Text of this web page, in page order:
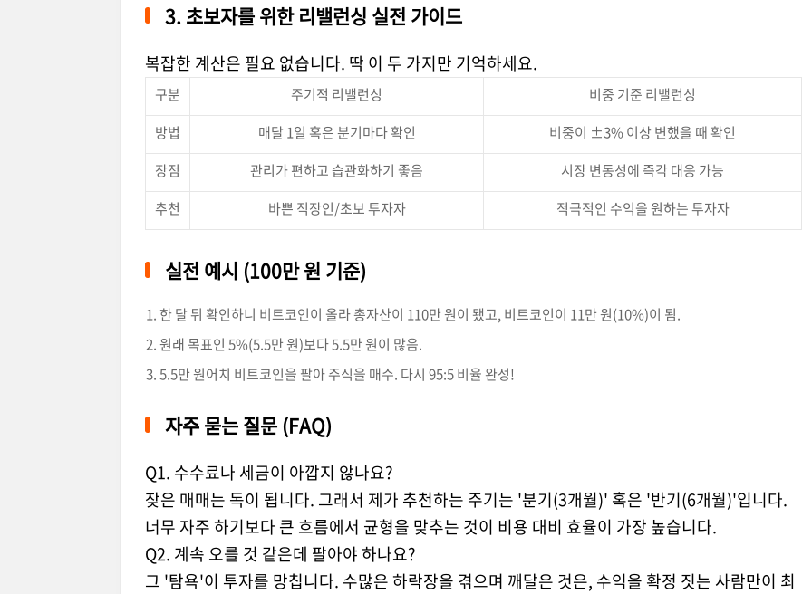
3. 초보자를 위한 리밸런싱 실전 가이드
복잡한 계산은 필요 없습니다. 딱 이 두 가지만 기억하세요.
구분 주기적 리밸런싱
비중 기준 리밸런싱
방법
매달 1일 혹은 분기마다 확인
비중이 ±3% 이상 변했을 때 확인
장점
관리가 편하고 습관화하기 좋음
시장 변동성에 즉각 대응 가능
추천
바쁜 직장인/초보 투자자 적극적인 수익을 원하는 투자자
실전 예시 (100만 원 기준)
한 달 뒤 확인하니 비트코인이 올라 총자산이 110만 원이 됐고, 비트코인이 11만 원(10%)이 됨.
원래 목표인 5%(5.5만 원)보다 5.5만 원이 많음.
5.5만 원어치 비트코인을 팔아 주식을 매수. 다시 95:5 비율 완성!
자주 묻는 질문 (FAQ)
Q1. 수수료나 세금이 아깝지 않나요?
잦은 매매는 독이 됩니다. 그래서 제가 추천하는 주기는 '분기(3개월)' 혹은 '반기(6개월)'입니다.
너무 자주 하기보다 큰 흐름에서 균형을 맞추는 것이 비용 대비 효율이 가장 높습니다.
Q2. 계속 오를 것 같은데 팔아야 하나요?
그 '탐욕'이 투자를 망칩니다. 수많은 하락장을 겪으며 깨달은 것은, 수익을 확정 짓는 사람만이 최